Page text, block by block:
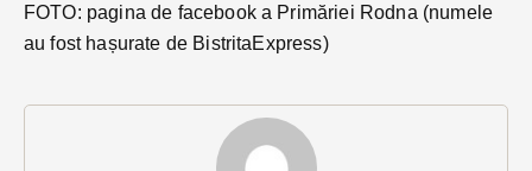
FOTO: pagina de facebook a Primăriei Rodna (numele
au fost hașurate de BistritaExpress)